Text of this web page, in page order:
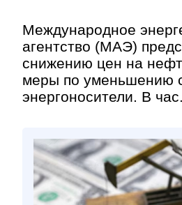
Международное
агентство (МАЭ)
снижению цен на
меры по уменьшению
энергоносители. В
Контакт »